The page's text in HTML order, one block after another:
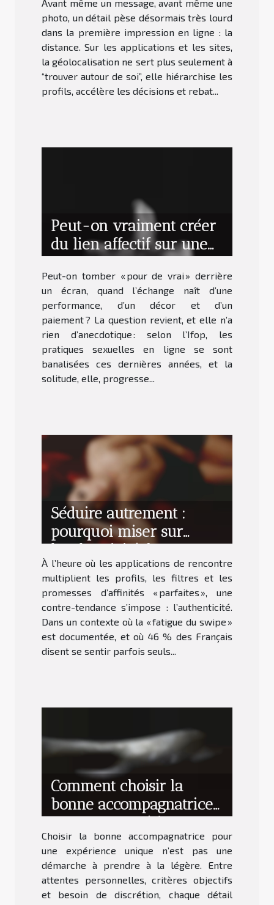
Avant même un message, avant même une
photo, un détail pèse désormais très lourd
dans la première impression en ligne : la
distance. Sur les applications et les sites,
la géolocalisation ne sert plus seulement à
“trouver autour de soi”, elle hiérarchise les
profils, accélère les décisions et rebat...
Peut-on vraiment créer
du lien affectif sur une
sexcam ?
Peut-on tomber « pour de vrai » derrière
un écran, quand l’échange naît d’une
performance, d’un décor et d’un
paiement ? La question revient, et elle n’a
rien d’anecdotique : selon l’Ifop, les
pratiques sexuelles en ligne se sont
banalisées ces dernières années, et la
solitude, elle, progresse...
Séduire autrement :
pourquoi miser sur
l’authenticité dans ses
rencontres
À l’heure où les applications de rencontre
multiplient les profils, les filtres et les
promesses d’affinités « parfaites », une
contre-tendance s’impose : l’authenticité.
Dans un contexte où la « fatigue du swipe »
est documentée, et où 46 % des Français
disent se sentir parfois seuls...
Comment choisir la
bonne accompagnatrice
pour une expérience
unique ?
Choisir la bonne accompagnatrice pour
une expérience unique n’est pas une
démarche à prendre à la légère. Entre
attentes personnelles, critères objectifs
et besoin de discrétion, chaque détail